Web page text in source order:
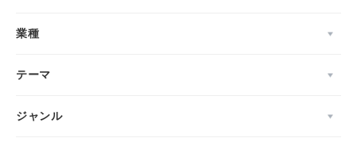
業種
テーマ
ジャンル